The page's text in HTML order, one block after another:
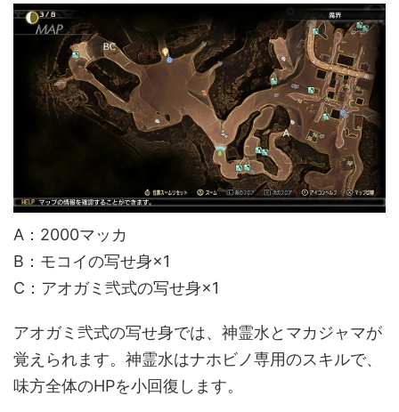
A：2000マッカ
B：モコイの写せ身×1
C：アオガミ弐式の写せ身×1
アオガミ弐式の写せ身では、神霊水とマカジャマが
覚えられます。神霊水はナホビノ専用のスキルで、
味方全体のHPを小回復します。